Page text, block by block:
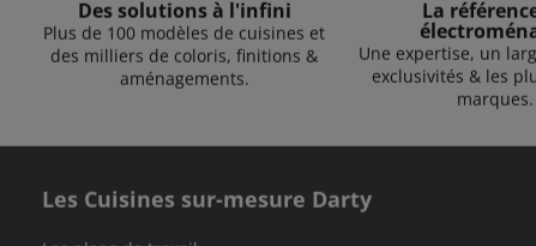
Des solutions à l'infini
Plus de 100 modèles de cuisines et
des milliers de coloris, finitions &
aménagements.
La
Une expertise, un
exclusivités & les
marques.
Les Cuisines sur-mesure Darty